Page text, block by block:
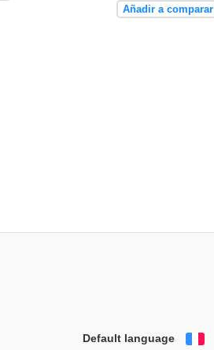
Añadir a comparar
Default language